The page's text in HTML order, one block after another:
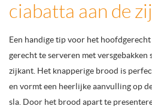
ciabatta aan de
Een handige tip voor het
gerecht te serveren met
zijkant. Het knapperige brood is
en vormt een heerlijke aanvulling op
sla. Door het brood apart te